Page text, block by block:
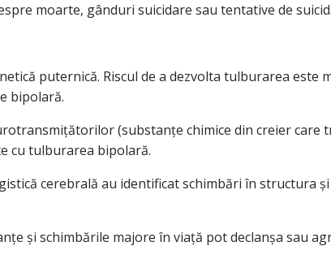
moarte, gânduri suicidare sau tentative de suicid.
puternică. Riscul de a dezvolta tulburarea este
bipolară.
(substanțe chimice din creier care
cu tulburarea bipolară.
cerebrală au identificat schimbări în structura
și schimbările majore în viață pot declanșa sau